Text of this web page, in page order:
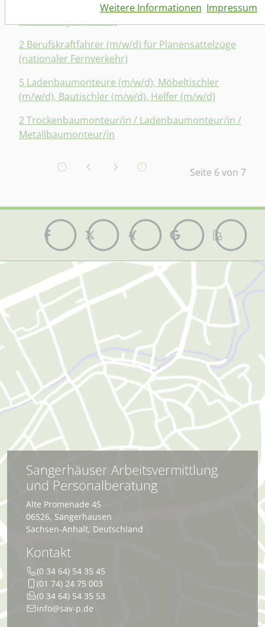
2 Berufskraftfahrer (m/w/d) für Planensattelzüge
(nationaler Fernverkehr)
5 Ladenbaumonteure (m/w/d), Möbeltischler
(m/w/d), Bautischler (m/w/d), Helfer (m/w/d)
2 Trockenbaumonteur/in / Ladenbaumonteur/in /
Metallbaumonteur/in
Seite 6 von 7
Sangerhäuser Arbeitsvermittlung
und Personalberatung
Alte Promenade 45
06526, Sangerhausen
Sachsen-Anhalt, Deutschland
Kontakt
(0 34 64) 54 35 45
(01 74) 24 75 003
(0 34 64) 54 35 53
info@sav-p.de
Weitere Informationen Impressum